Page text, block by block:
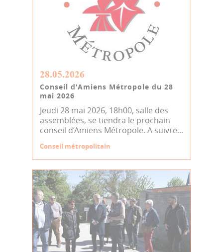
28.05.2026
Conseil d'Amiens Métropole du 28
mai 2026
Jeudi 28 mai 2026, 18h00, salle des
assemblées, se tiendra le prochain
conseil d’Amiens Métropole. A suivre...
Conseil métropolitain